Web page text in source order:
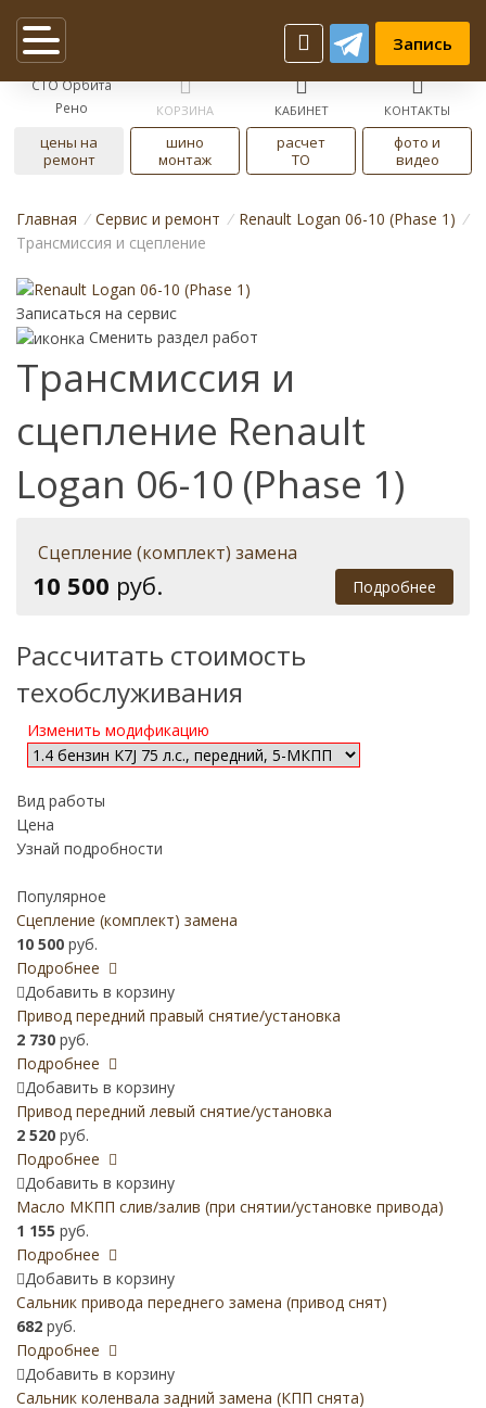
Запись
СТО Орбита
Рено
КОРЗИНА КАБИНЕТ КОНТАКТЫ
цены на
ремонт
шино
монтаж
расчет
ТО
фото и
видео
Главная / Cервис и ремонт / Renault Logan 06-10 (Phase 1) /
Трансмиссия и сцепление
Записаться на сервис
Сменить раздел работ
Трансмиссия и
сцепление Renault
Logan 06-10 (Phase 1)
Сцепление (комплект) замена
10 500 руб. Подробнее
Рассчитать стоимость
техобслуживания
Изменить модификацию
Вид работы
Цена
Узнай подробности
Популярное
Сцепление (комплект) замена
10 500 руб.
Подробнее
Добавить в корзину
Привод передний правый снятие/установка
2 730 руб.
Подробнее
Добавить в корзину
Привод передний левый снятие/установка
2 520 руб.
Подробнее
Добавить в корзину
Масло МКПП слив/залив (при снятии/установке привода)
1 155 руб.
Подробнее
Добавить в корзину
Сальник привода переднего замена (привод снят)
682 руб.
Подробнее
Добавить в корзину
Сальник коленвала задний замена (КПП снята)